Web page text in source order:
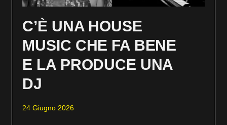
C’È UNA HOUSE
MUSIC CHE FA BENE
E LA PRODUCE UNA
DJ
24 Giugno 2026